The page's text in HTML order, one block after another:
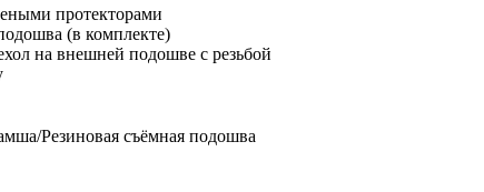
протекторами
(в комплекте)
на внешней подошве с резьбой
Резиновая съёмная подошва